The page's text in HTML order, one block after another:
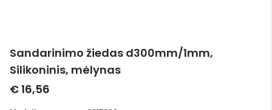
Sandarinimo žiedas d300mm/1mm,
Silikoninis, mėlynas
€ 16,56